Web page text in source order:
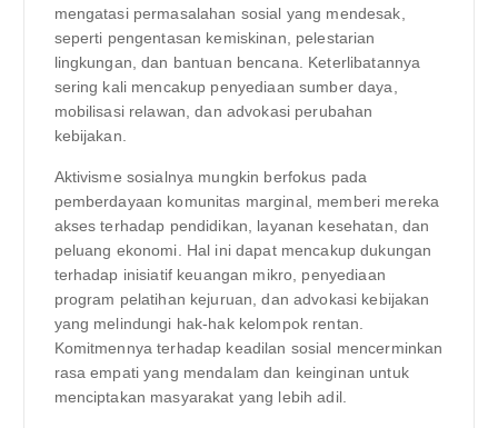
mengatasi permasalahan sosial yang mendesak,
seperti pengentasan kemiskinan, pelestarian
lingkungan, dan bantuan bencana. Keterlibatannya
sering kali mencakup penyediaan sumber daya,
mobilisasi relawan, dan advokasi perubahan
kebijakan.
Aktivisme sosialnya mungkin berfokus pada
pemberdayaan komunitas marginal, memberi mereka
akses terhadap pendidikan, layanan kesehatan, dan
peluang ekonomi. Hal ini dapat mencakup dukungan
terhadap inisiatif keuangan mikro, penyediaan
program pelatihan kejuruan, dan advokasi kebijakan
yang melindungi hak-hak kelompok rentan.
Komitmennya terhadap keadilan sosial mencerminkan
rasa empati yang mendalam dan keinginan untuk
menciptakan masyarakat yang lebih adil.